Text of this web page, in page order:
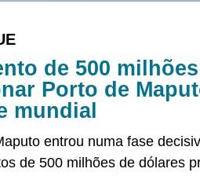
de 500
Porto de
mundial
entrou numa fase
de 500 milhões de dólares